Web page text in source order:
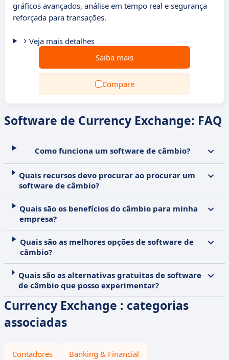
gráficos avançados, análise em tempo real e segurança
reforçada para transações.
Veja mais detalhes
Saiba mais
Compare
Software de Currency Exchange: FAQ
Como funciona um software de câmbio?
Quais recursos devo procurar ao procurar um
software de câmbio?
Quais são os benefícios do câmbio para minha
empresa?
Quais são as melhores opções de software de
câmbio?
Quais são as alternativas gratuitas de software
de câmbio que posso experimentar?
Currency Exchange : categorias
associadas
Contadores Banking & Financial